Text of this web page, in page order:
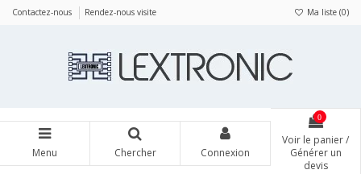
Contactez-nous Rendez-nous visite Ma liste (0)
Menu Chercher Connexion
0
Voir le panier /
Générer un
devis
Panneau de gestion des cookies